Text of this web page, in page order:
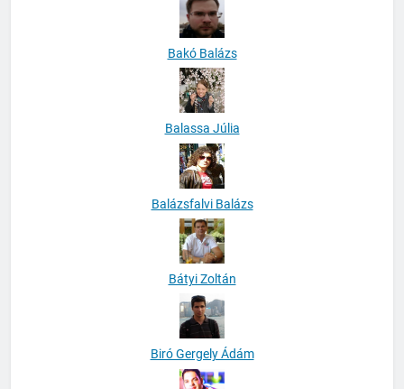
Bakó Balázs
Balassa Júlia
Balázsfalvi Balázs
Bátyi Zoltán
Biró Gergely Ádám